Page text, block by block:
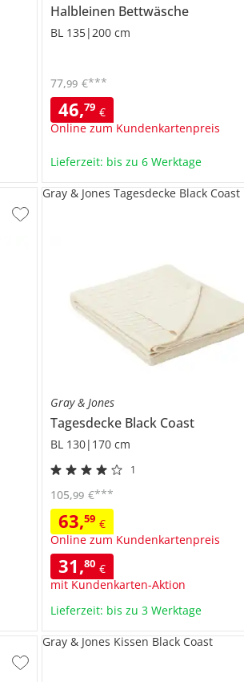
Halbleinen Bettwäsche
BL 135|200 cm
46,79 €
Online zum Kundenkartenpreis
77,99 €***
Lieferzeit: bis zu 6 Werktage
Gray & Jones
Tagesdecke Black Coast
BL 130|170 cm
1
63,59 €
Online zum Kundenkartenpreis
105,99 €***
31,80 €
mit Kundenkarten-Aktion
Gray & Jones Tagesdecke Black Coast
Lieferzeit: bis zu 3 Werktage
Gray & Jones Kissen Black Coast